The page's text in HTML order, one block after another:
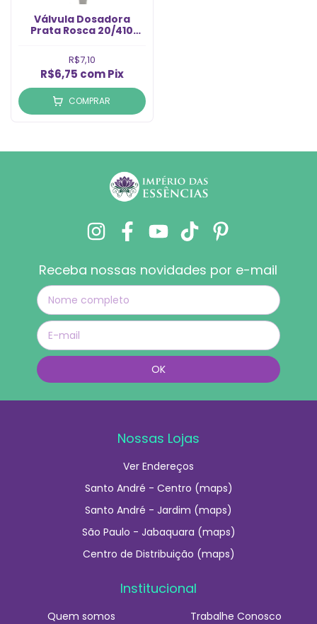
Válvula Dosadora
Prata Rosca 20/410
R$7,10
R$6,75 com Pix
COMPRAR
Receba nossas novidades por e-mail
Nossas Lojas
Ver Endereços
Santo André - Centro (maps)
Santo André - Jardim (maps)
São Paulo - Jabaquara (maps)
Centro de Distribuição (maps)
Institucional
Quem somos
Trabalhe Conosco